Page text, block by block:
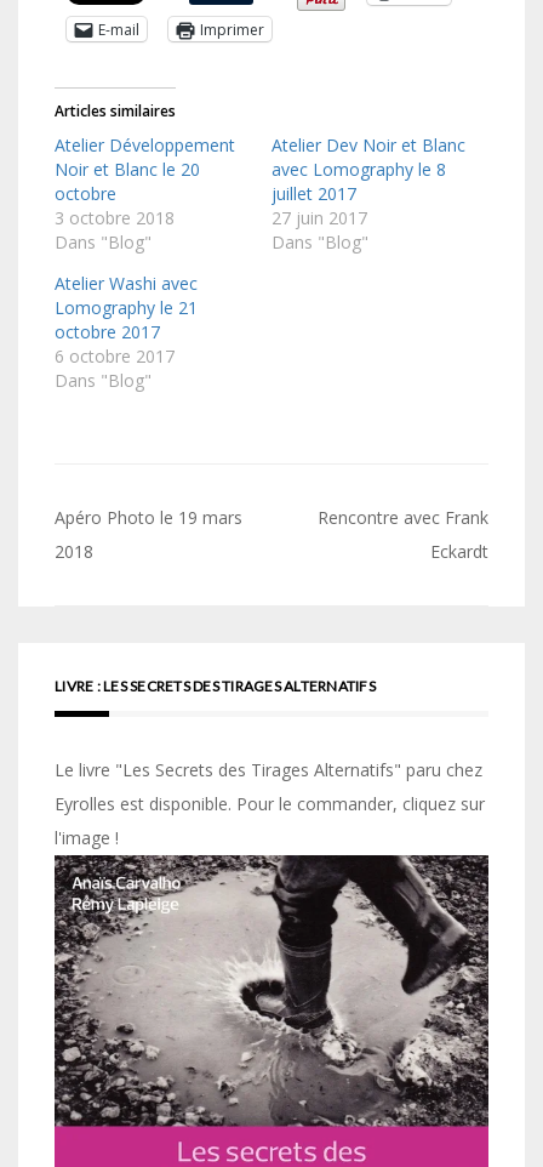
E-mail
Imprimer
Articles similaires
Atelier Développement
Noir et Blanc le 20
octobre
3 octobre 2018
Dans "Blog"
Atelier Dev Noir et Blanc
avec Lomography le 8
juillet 2017
27 juin 2017
Dans "Blog"
Atelier Washi avec
Lomography le 21
octobre 2017
6 octobre 2017
Dans "Blog"
Navigation
de
Apéro Photo le 19 mars
2018
Rencontre avec Frank
Eckardt
LIVRE : LES SECRETS DES TIRAGES ALTERNATIFS
Le livre "Les Secrets des Tirages Alternatifs" paru chez
Eyrolles est disponible. Pour le commander, cliquez sur
l'image !